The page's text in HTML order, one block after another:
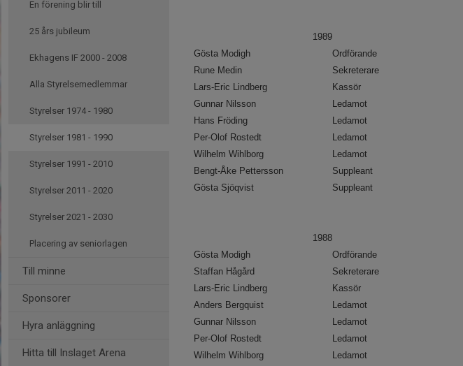
En förening blir till
25 års jubileum
Ekhagens IF 2000 - 2008
Alla Styrelsemedlemmar
Styrelser 1974 - 1980
Styrelser 1981 - 1990
Styrelser 1991 - 2010
Styrelser 2011 - 2020
Styrelser 2021 - 2030
Placering av seniorlagen
Till minne
Sponsorer
Hyra anläggning
Hitta till Inslaget Arena
1989
Gösta Modigh
Ordförande
Rune Medin
Sekreterare
Lars-Eric Lindberg
Kassör
Gunnar Nilsson
Ledamot
Hans Fröding
Ledamot
Per-Olof Rostedt
Ledamot
Wilhelm Wihlborg
Ledamot
Bengt-Åke Pettersson
Suppleant
Gösta Sjöqvist
Suppleant
1988
Gösta Modigh
Ordförande
Staffan Hågård
Sekreterare
Lars-Eric Lindberg
Kassör
Anders Bergquist
Ledamot
Gunnar Nilsson
Ledamot
Per-Olof Rostedt
Ledamot
Wilhelm Wihlborg
Ledamot